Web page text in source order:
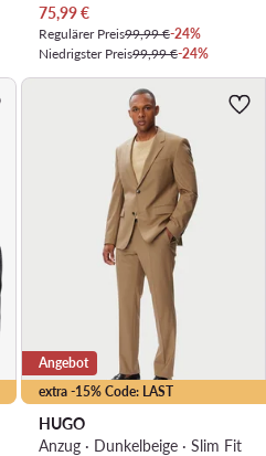
Aktueller Preis
75,99€
Regulärer Preis99,99 €-24%
Niedrigster Preis99,99 €-24%
extra -15% Code: LAST
Angebot
HUGO
Anzug · Dunkelbeige · Slim Fit